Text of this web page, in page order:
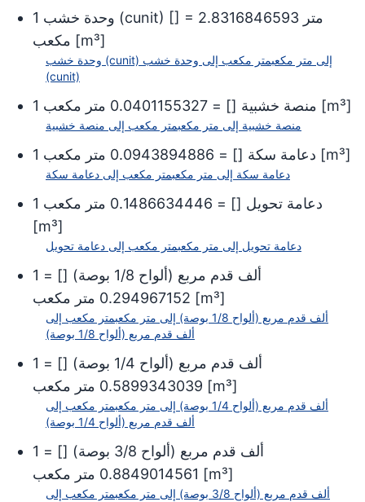
1 وحدة خشب (cunit) [] = 2.8316846593 متر
مكعب [m³]
وحدة خشب (cunit) إلى متر مكعبمتر مكعب إلى وحدة خشب
(cunit)
1 منصة خشبية [
] =
0.0401155327 متر مكعب [m³]
منصة خشبية إلى متر مكعبمتر مكعب إلى منصة خشبية
1 دعامة سكة [
] =
0.0943894886 متر مكعب [m³]
دعامة سكة إلى متر مكعبمتر مكعب إلى دعامة سكة
1 دعامة تحويل [
] =
0.1486634446 متر مكعب
[m³]
دعامة تحويل إلى متر مكعبمتر مكعب إلى دعامة تحويل
1 ألف قدم مربع (ألواح 1/8 بوصة) [
] =
0.294967152 متر مكعب [m³]
ألف قدم مربع (ألواح 1/8 بوصة) إلى متر مكعبمتر مكعب إلى
ألف قدم مربع (ألواح 1/8 بوصة)
1 ألف قدم مربع (ألواح 1/4 بوصة) [
] =
0.5899343039 متر مكعب [m³]
ألف قدم مربع (ألواح 1/4 بوصة) إلى متر مكعبمتر مكعب إلى
ألف قدم مربع (ألواح 1/4 بوصة)
1 ألف قدم مربع (ألواح 3/8 بوصة) [
] =
0.8849014561 متر مكعب [m³]
ألف قدم مربع (ألواح 3/8 بوصة) إلى متر مكعبمتر مكعب إلى